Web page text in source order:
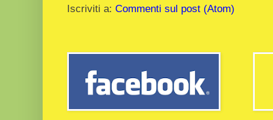
Iscriviti a: Commenti sul post (Atom)